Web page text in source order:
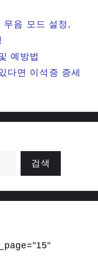
무음 모드 설정 ,
예방법
다면 이석증 증세
검색